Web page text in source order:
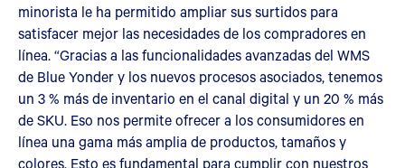
minorista le ha permitido ampliar sus surtidos para
satisfacer mejor las necesidades de los compradores en
línea. “Gracias a las funcionalidades avanzadas del WMS
de Blue Yonder y los nuevos procesos asociados, tenemos
un 3 % más de inventario en el canal digital y un 20 % más
de SKU. Eso nos permite ofrecer a los consumidores en
línea una gama más amplia de productos, tamaños y
colores. Esto es fundamental para cumplir con nuestros